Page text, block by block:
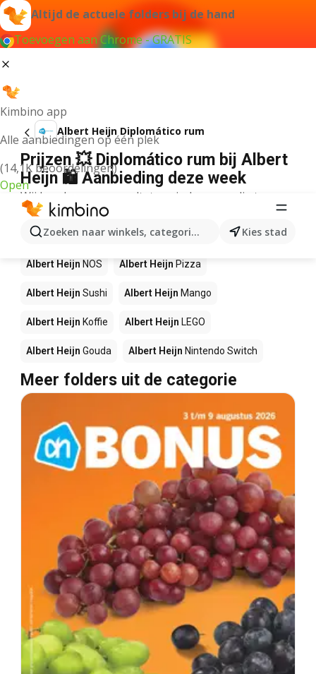
Altijd de actuele folders bij de hand
Toevoegen aan Chrome - GRATIS
Kimbino app
Alle aanbiedingen op één plek
(14,1K beoordelingen)
Open
Zoeken naar winkels, categorieën, producten...
Kies stad
Albert Heijn Diplomático rum
Prijzen 💥 Diplomático rum bij Albert
Heijn 🛍️ Aanbieding deze week
Wij konden geen resultaten vinden voor die term.
Andere producten in winkels Albert
Heijn
Albert Heijn NOS Albert Heijn Pizza
Albert Heijn Sushi Albert Heijn Mango
Albert Heijn Koffie Albert Heijn LEGO
Albert Heijn Gouda Albert Heijn Nintendo Switch
Meer folders uit de categorie